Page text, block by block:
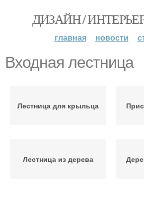
ДИЗАЙН /
главная новости
Входная лестница
Лестница для крыльца
Лестница из дерева